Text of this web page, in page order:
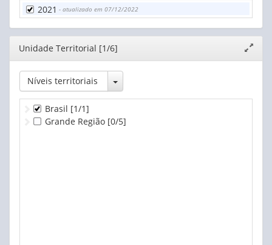
2021 - atualizado em 07/12/2022
Editor
janela
Unidade Territorial [1/6]
Níveis territoriais Toggle Dropdown
Brasil [1/1]
Grande Região [0/5]